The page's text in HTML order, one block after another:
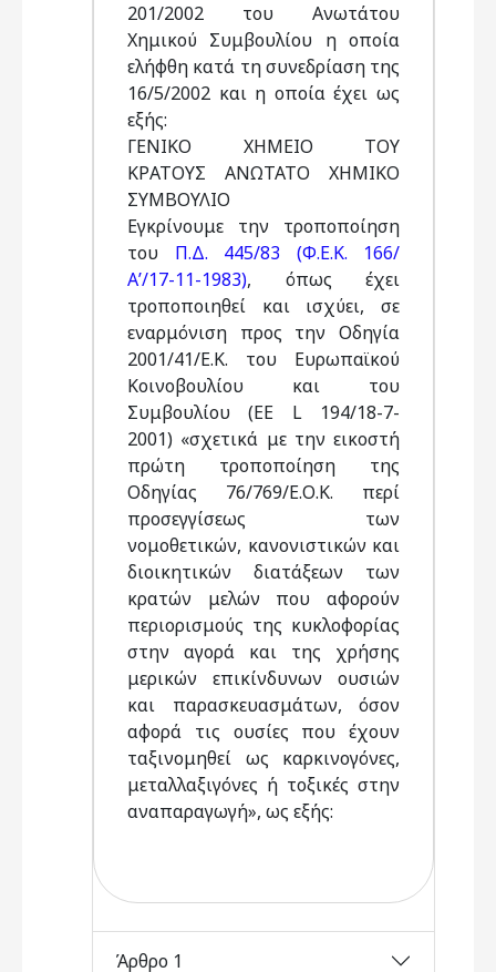
201/2002 του Ανωτάτου
Χημικού Συμβουλίου η οποία
ελήφθη κατά τη συνεδρίαση της
16/5/2002 και η οποία έχει ως
εξής:
ΓΕΝΙΚΟ ΧΗΜΕΙΟ ΤΟΥ
ΚΡΑΤΟΥΣ ΑΝΩΤΑΤΟ ΧΗΜΙΚΟ
ΣΥΜΒΟΥΛΙΟ
Εγκρίνουμε την τροποποίηση
του Π.Δ. 445/83 (Φ.Ε.Κ. 166/
Α’/17-11-1983), όπως έχει
τροποποιηθεί και ισχύει, σε
εναρμόνιση προς την Οδηγία
2001/41/Ε.Κ. του Ευρωπαϊκού
Κοινοβουλίου και του
Συμβουλίου (ΕΕ L 194/18-7-
2001) «σχετικά με την εικοστή
πρώτη τροποποίηση της
Οδηγίας 76/769/Ε.Ο.Κ. περί
προσεγγίσεως των
νομοθετικών, κανονιστικών και
διοικητικών διατάξεων των
κρατών μελών που αφορούν
περιορισμούς της κυκλοφορίας
στην αγορά και της χρήσης
μερικών επικίνδυνων ουσιών
και παρασκευασμάτων, όσον
αφορά τις ουσίες που έχουν
ταξινομηθεί ως καρκινογόνες,
μεταλλαξιγόνες ή τοξικές στην
αναπαραγωγή», ως εξής:
Άρθρο 1